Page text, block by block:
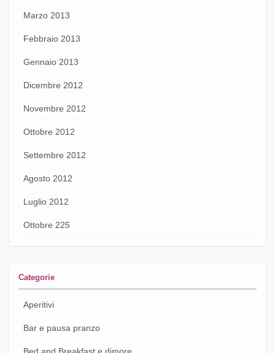
Marzo 2013
Febbraio 2013
Gennaio 2013
Dicembre 2012
Novembre 2012
Ottobre 2012
Settembre 2012
Agosto 2012
Luglio 2012
Ottobre 225
Categorie
Aperitivi
Bar e pausa pranzo
Bed and Breakfast e dimore